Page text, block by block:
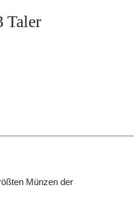
Taler
Münzen der